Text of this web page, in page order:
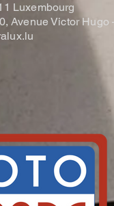
Luxembourg
Avenue Victor Hugo